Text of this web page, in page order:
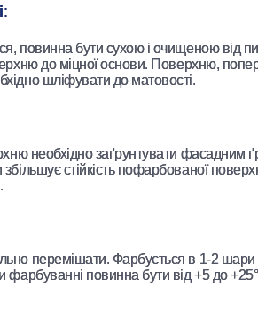
:
повинна бути сухою і очищеною від
до міцної основи. Поверхню,
шліфувати до матовості.
необхідно заґрунтувати фасадним
стійкість пофарбованої
перемішати. Фарбується в 1-2
фарбуванні повинна бути від +5 до